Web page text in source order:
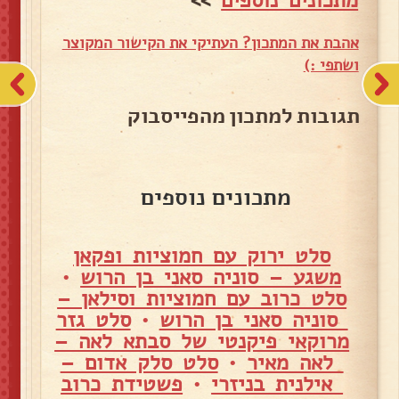
אהבת את המתכון? העתיקי את הקישור המקוצר
ושתפי :)
תגובות למתכון מהפייסבוק
מתכונים נוספים
סלט ירוק עם חמוציות ופקאן
משגע – סוניה סאני בן הרוש •
סלט כרוב עם חמוציות וסילאן –
סוניה סאני בן הרוש •סלט גזר
מרוקאי פיקנטי של סבתא לאה –
לאה מאיר •סלט סלק אדום –
אילנית בניזרי • פשטידת כרוב